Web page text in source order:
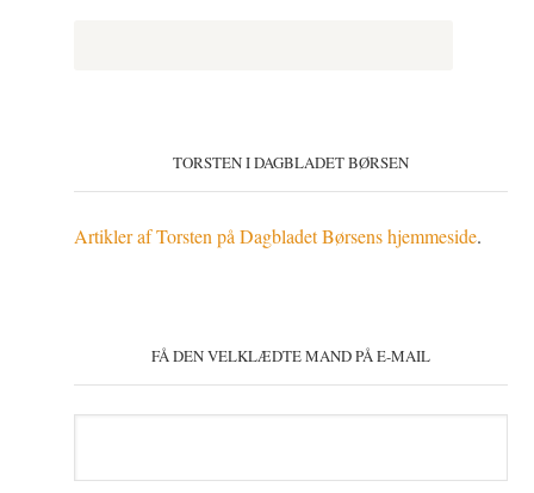
TORSTEN I DAGBLADET BØRSEN
Artikler af Torsten på Dagbladet Børsens hjemmeside.
FÅ DEN VELKLÆDTE MAND PÅ E-MAIL